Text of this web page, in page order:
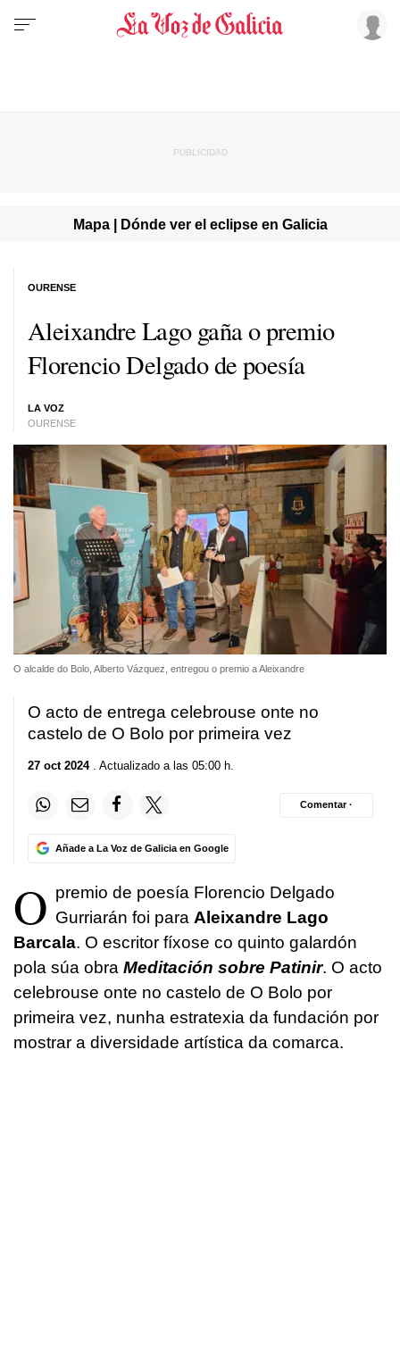
Mapa | Dónde ver el eclipse en Galicia
Aleixandre Lago gaña o premio
Florencio Delgado de poesía
LA VOZ
OURENSE
OURENSE
O alcalde do Bolo, Alberto Vázquez, entregou o premio a Aleixandre
O acto de entrega celebrouse onte no
castelo de O Bolo por primeira vez
27 oct 2024. Actualizado a las 05:00 h.
Añade a La Voz de Galicia en Google
Comentar ·
O premio de poesía Florencio Delgado
Gurriarán foi para Aleixandre Lago
Barcala. O escritor fíxose co quinto galardón
pola súa obra Meditación sobre Patinir. O acto
celebrouse onte no castelo de O Bolo por
primeira vez, nunha estratexia da fundación por
mostrar a diversidade artística da comarca.